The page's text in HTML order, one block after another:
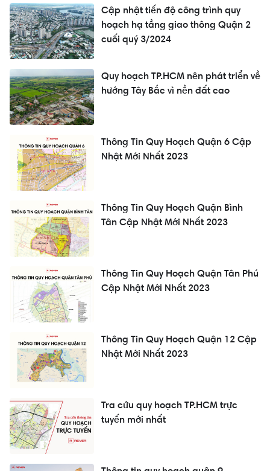
Cập nhật tiến độ công trình quy
hoạch hạ tầng giao thông Quận 2
cuối quý 3/2024
Quy hoạch TP.HCM nên phát triển về
hướng Tây Bắc vì nền đất cao
Thông Tin Quy Hoạch Quận 6 Cập
Nhật Mới Nhất 2023
Thông Tin Quy Hoạch Quận Bình
Tân Cập Nhật Mới Nhất 2023
Thông Tin Quy Hoạch Quận Tân Phú
Cập Nhật Mới Nhất 2023
Thông Tin Quy Hoạch Quận 12 Cập
Nhật Mới Nhất 2023
Tra cứu quy hoạch TP.HCM trực
tuyến mới nhất